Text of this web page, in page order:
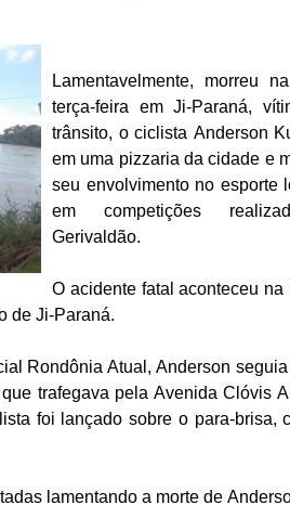
Lamentavelmente, morreu
terça-feira em Ji-Paraná,
trânsito, o ciclista Anderson
em uma pizzaria da cidade e
seu envolvimento no esporte
em competições
Gerivaldão.
O acidente fatal aconteceu na
de Ji-Paraná.
Rondônia Atual, Anderson
trafegava pela Avenida Clóvis
foi lançado sobre o para-brisa,
lamentando a morte de